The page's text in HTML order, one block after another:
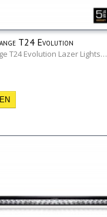
T24 Evolution
T24 Evolution Lazer Lights…